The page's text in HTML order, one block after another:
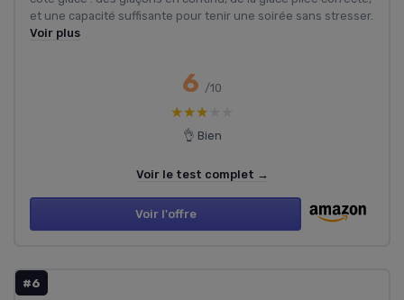
et une capacité suffisante pour tenir une soirée sans stresser.
Voir plus
6 /10
★★★★★
★★★★★
👌 Bien
Voir le test complet →
Voir l'offre
#6